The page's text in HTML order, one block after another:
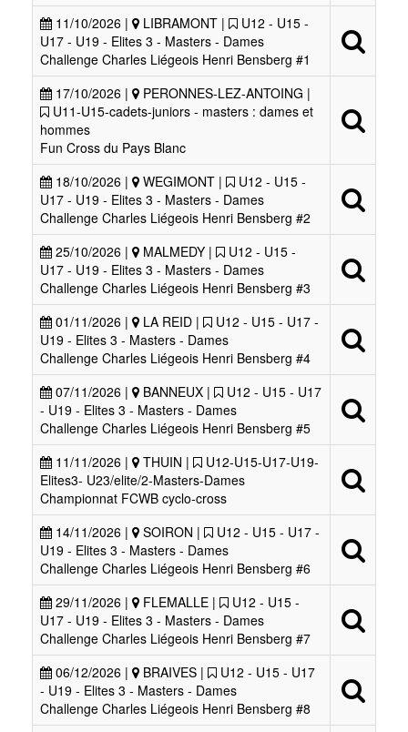
11/10/2026 |
LIBRAMONT |
U12 - U15 -
U17 - U19 - Elites 3 - Masters - Dames
Challenge Charles Liégeois Henri Bensberg #1
17/10/2026 |
PERONNES-LEZ-ANTOING |
U11-U15-cadets-juniors - masters : dames et
hommes
Fun Cross du Pays Blanc
18/10/2026 |
WEGIMONT |
U12 - U15 -
U17 - U19 - Elites 3 - Masters - Dames
Challenge Charles Liégeois Henri Bensberg #2
25/10/2026 |
MALMEDY |
U12 - U15 -
U17 - U19 - Elites 3 - Masters - Dames
Challenge Charles Liégeois Henri Bensberg #3
01/11/2026 |
LA REID |
U12 - U15 - U17 -
U19 - Elites 3 - Masters - Dames
Challenge Charles Liégeois Henri Bensberg #4
07/11/2026 |
BANNEUX |
U12 - U15 - U17
- U19 - Elites 3 - Masters - Dames
Challenge Charles Liégeois Henri Bensberg #5
11/11/2026 |
THUIN |
U12-U15-U17-U19-
Elites3- U23/elite/2-Masters-Dames
Championnat FCWB cyclo-cross
14/11/2026 |
SOIRON |
U12 - U15 - U17 -
U19 - Elites 3 - Masters - Dames
Challenge Charles Liégeois Henri Bensberg #6
29/11/2026 |
FLEMALLE |
U12 - U15 -
U17 - U19 - Elites 3 - Masters - Dames
Challenge Charles Liégeois Henri Bensberg #7
06/12/2026 |
BRAIVES |
U12 - U15 - U17
- U19 - Elites 3 - Masters - Dames
Challenge Charles Liégeois Henri Bensberg #8